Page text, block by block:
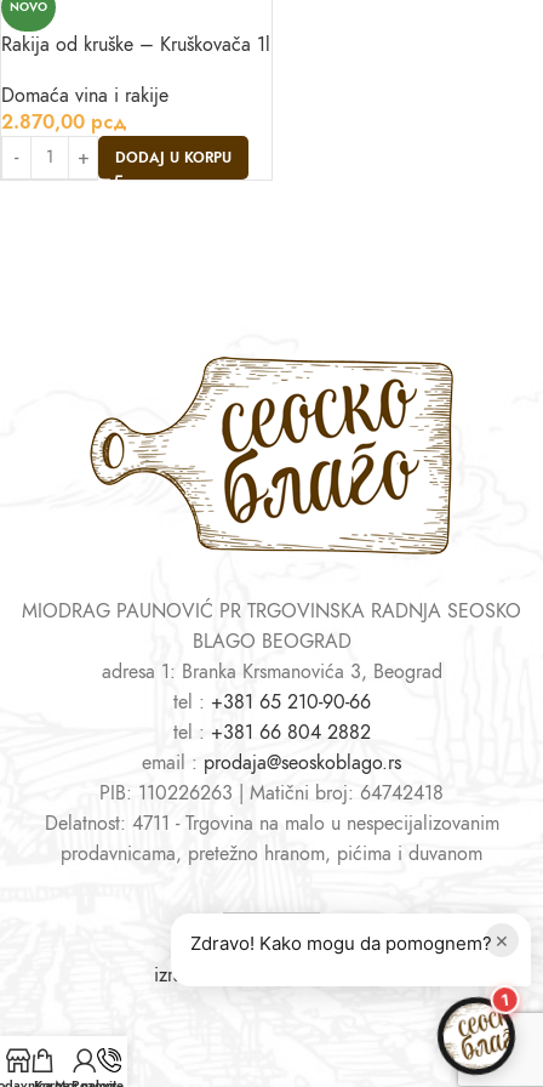
NOVO
Rakija od kruške – Kruškovača 1l
Domaća vina i rakije
2.870,00 рсд
DODAJ U KORPU
MIODRAG PAUNOVIĆ PR TRGOVINSKA RADNJA SEOSKO
BLAGO BEOGRAD
adresa 1: Branka Krsmanovića 3, Beograd
tel : +381 65 210-90-66
tel : +381 66 804 2882
email : prodaja@seoskoblago.rs
PIB: 110226263 | Matični broj: 64742418
Delatnost: 4711 - Trgovina na malo u nespecijalizovanim
prodavnicama, pretežno hranom, pićima i duvanom
izrada sajtova
×
Zdravo! Kako mogu da pomognem?
1